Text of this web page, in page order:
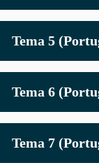
Tema 5
Tema 6
Tema 7